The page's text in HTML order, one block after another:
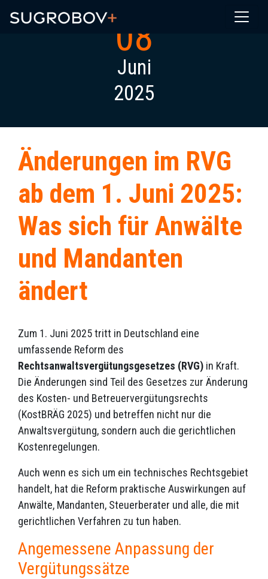
08
Juni
2025
Änderungen im RVG
ab dem 1. Juni 2025:
Was sich für Anwälte
und Mandanten
ändert
Zum 1. Juni 2025 tritt in Deutschland eine
umfassende Reform des
Rechtsanwaltsvergütungsgesetzes (RVG) in Kraft.
Die Änderungen sind Teil des Gesetzes zur Änderung
des Kosten- und Betreuervergütungsrechts
(KostBRÄG 2025) und betreffen nicht nur die
Anwaltsvergütung, sondern auch die gerichtlichen
Kostenregelungen.
Auch wenn es sich um ein technisches Rechtsgebiet
handelt, hat die Reform praktische Auswirkungen auf
Anwälte, Mandanten, Steuerberater und alle, die mit
gerichtlichen Verfahren zu tun haben.
Angemessene Anpassung der
Vergütungssätze